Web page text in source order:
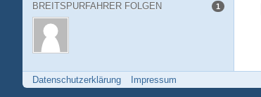
BREITSPURFAHRER FOLGEN 1
Datenschutzerklärung Impressum